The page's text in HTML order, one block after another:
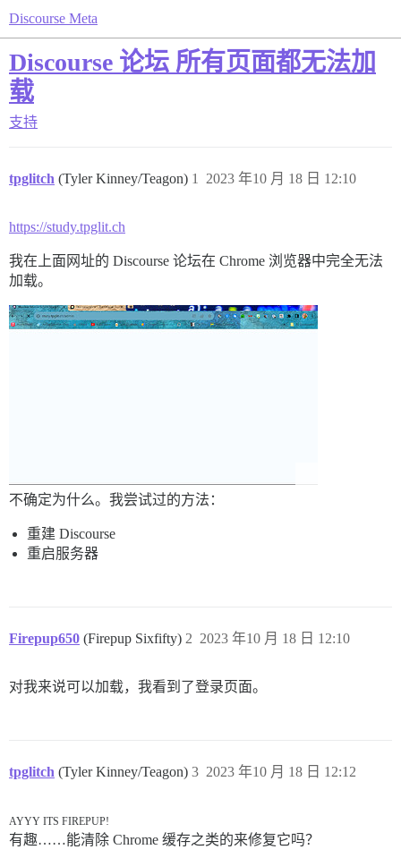
Discourse Meta
Discourse 论坛 所有页面都无法加
载
支持
tpglitch (Tyler Kinney/Teagon) 2023 年10 月 18 日 12:10
1
https://study.tpglit.ch
我在上面网址的 Discourse 论坛在 Chrome 浏览器中完全无法
加载。
不确定为什么。我尝试过的方法：
重建 Discourse
重启服务器
Firepup650 (Firepup Sixfifty) 2023 年10 月 18 日 12:10
2
对我来说可以加载，我看到了登录页面。
tpglitch (Tyler Kinney/Teagon) 2023 年10 月 18 日 12:12
3
AYYY ITS FIREPUP!
有趣……能清除 Chrome 缓存之类的来修复它吗？